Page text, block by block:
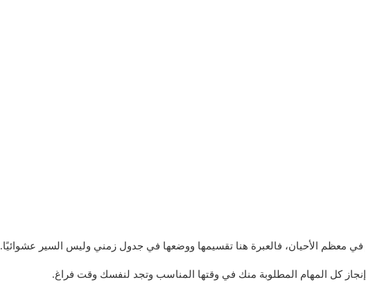
في معظم الأحيان، فالعبرة هنا تقسيمها ووضعها في جدول زمني وليس السير عشوائيًا.
كل المهام المطلوبة منك في وقتها المناسب وتجد لنفسك وقت فراغ.